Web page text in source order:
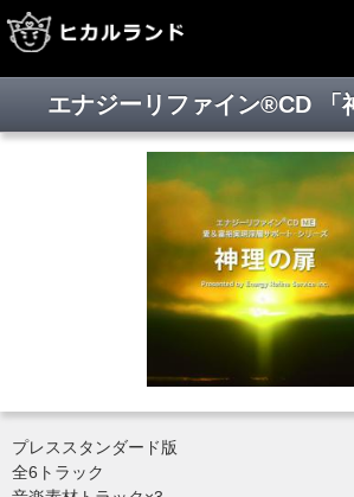
エナジーリファイン®CD
プレススタンダード版
全6トラック